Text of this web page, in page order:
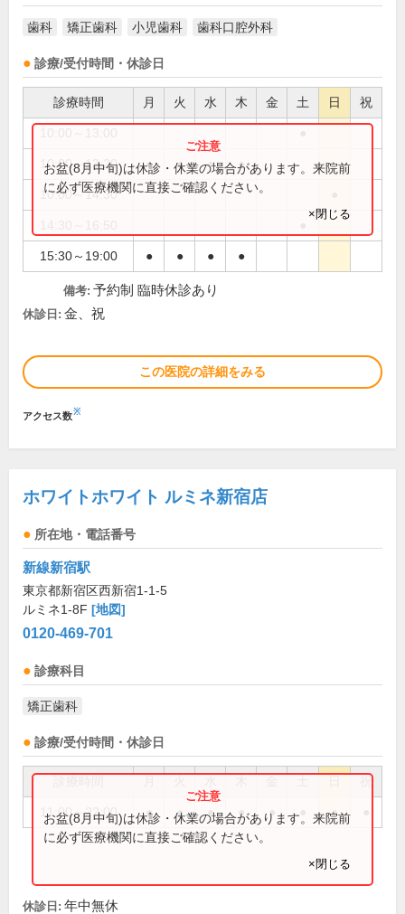
歯科 矯正歯科 小児歯科 歯科口腔外科
診療/受付時間・休診日
診療時間 月 火 水 木 金 土 日 祝
10:00～13:20 ● ● ● ●
10:00～14:30
15:30～19:00 ● ● ● ●
お盆(8月中旬)は休診・休業の場合があります。来院前
に必ず医療機関に直接ご確認ください。
×閉じる
備考: 予約制 臨時休診あり
休診日: 金、祝
この医院の詳細をみる
アクセス数※
ホワイトホワイト ルミネ新宿店
所在地・電話番号
新線新宿駅
東京都新宿区西新宿1-1-5
ルミネ1-8F [地図]
0120-469-701
診療科目
矯正歯科
診療/受付時間・休診日
祝
11:00～22:00 ● ● ● ● ● ●
お盆(8月中旬)は休診・休業の場合があります。来院前
に必ず医療機関に直接ご確認ください。
×閉じる
休診日: 年中無休